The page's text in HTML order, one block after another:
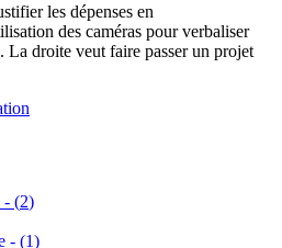
les dépenses en
des caméras pour verbaliser
droite veut faire passer un projet
- (2)
- (1)